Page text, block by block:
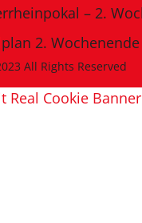
– 2.
2. Wochenende
All Rights Reserved
Real Cookie Banner